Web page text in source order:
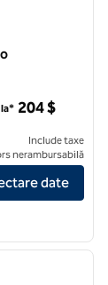
Lauderdale
204 $
Include taxe
nerambursabilă
date